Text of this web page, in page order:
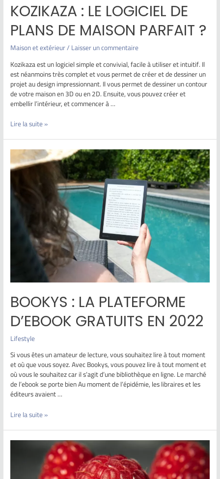
KOZIKAZA : LE LOGICIEL DE
PLANS DE MAISON PARFAIT ?
Maison et extérieur/Laisser un commentaire
Kozikaza est un logiciel simple et convivial, facile à utiliser et intuitif. Il
est néanmoins très complet et vous permet de créer et de dessiner un
projet au design impressionnant. Il vous permet de dessiner un contour
de votre maison en 3D ou en 2D. Ensuite, vous pouvez créer et
embellir l’intérieur, et commencer à …
Lire la suite »
BOOKYS : LA PLATEFORME
D’EBOOK GRATUITS EN 2022
Lifestyle
Si vous êtes un amateur de lecture, vous souhaitez lire à tout moment
et où que vous soyez. Avec Bookys, vous pouvez lire à tout moment et
où vous le souhaitez car il s’agit d’une bibliothèque en ligne. Le marché
de l’ebook se porte bien Au moment de l’épidémie, les libraires et les
éditeurs avaient …
Lire la suite »